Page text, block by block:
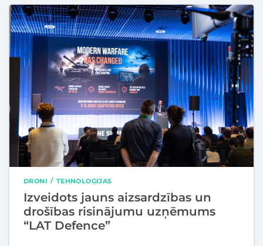
DRONI TEHNOLOĢIJAS
Izveidots jauns aizsardzības un
drošības risinājumu uzņēmums
“LAT Defence”